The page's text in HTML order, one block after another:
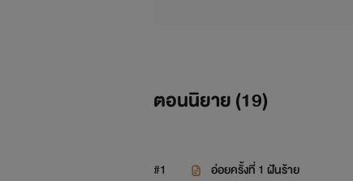
เรื่องนี้เป็นเรื่องตามรีเควสของเพื่
ตอนนิยาย (19)
#1 อ่อยครั้งที่ 1 ฝันร้าย